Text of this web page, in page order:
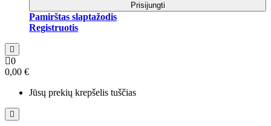
Prisijungti
Pamirštas slaptažodis
Registruotis
0
0,00 €
Jūsų prekių krepšelis tuščias